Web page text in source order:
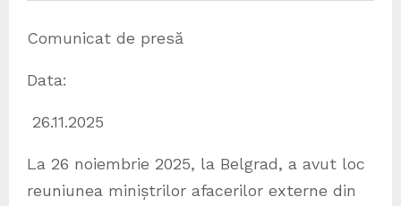
Comunicat de presă
Data:
26.11.2025
La 26 noiembrie 2025, la Belgrad, a avut loc
reuniunea miniștrilor afacerilor externe din